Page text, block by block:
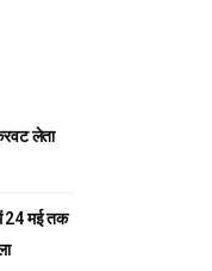
लेता
24 मई तक